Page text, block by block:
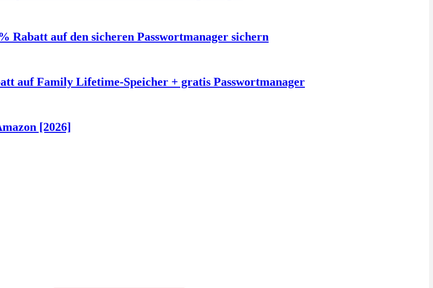
Rabatt auf den sicheren Passwortmanager sichern
auf Family Lifetime-Speicher + gratis Passwortmanager
[2026]